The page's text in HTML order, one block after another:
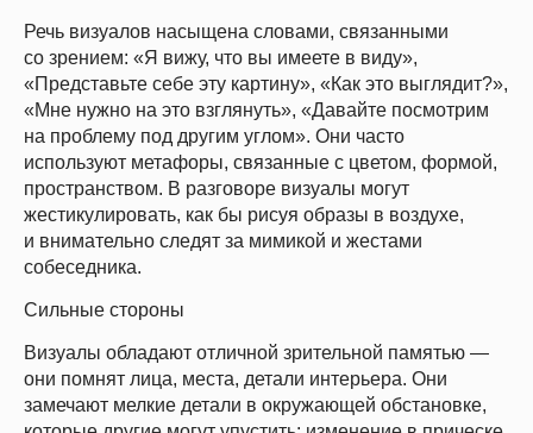
Речь визуалов насыщена словами, связанными
со зрением: «Я вижу, что вы имеете в виду»,
«Представьте себе эту картину», «Как это выглядит?»,
«Мне нужно на это взглянуть», «Давайте посмотрим
на проблему под другим углом». Они часто
используют метафоры, связанные с цветом, формой,
пространством. В разговоре визуалы могут
жестикулировать, как бы рисуя образы в воздухе,
и внимательно следят за мимикой и жестами
собеседника.
Сильные стороны
Визуалы обладают отличной зрительной памятью —
они помнят лица, места, детали интерьера. Они
замечают мелкие детали в окружающей обстановке,